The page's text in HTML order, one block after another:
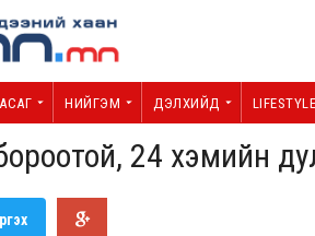
НИЙГЭМ ДЭЛХИЙД LIFESTYLE
24 хэмийн